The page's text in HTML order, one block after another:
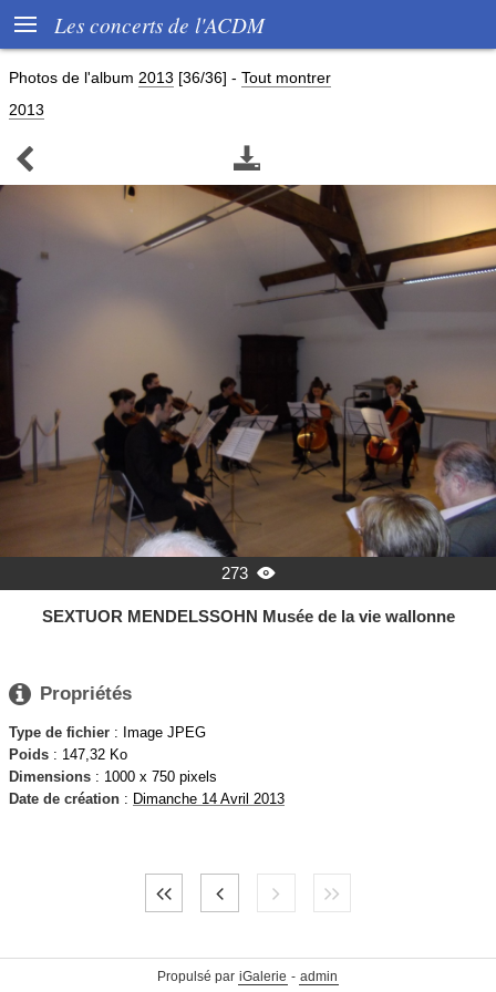
 Les concerts de l'ACDM
Photos de l'album 2013 [36/36] - Tout montrer
2013
 
273 
SEXTUOR MENDELSSOHN Musée de la vie wallonne
 Propriétés
Type de fichier : Image JPEG
Poids : 147,32 Ko
Dimensions : 1000 x 750 pixels
Date de création : Dimanche 14 Avril 2013
Propulsé par iGalerie - admin